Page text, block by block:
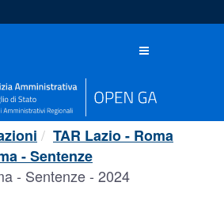
Toggle
TAR Lazio - Roma
- Sentenze
- Sentenze - 2024